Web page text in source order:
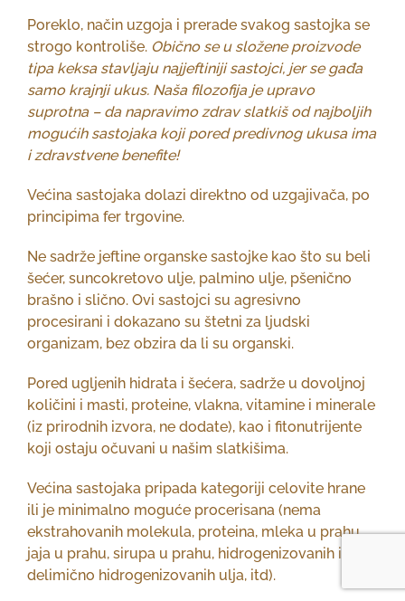
Poreklo, način uzgoja i prerade svakog sastojka se
strogo kontroliše. Obično se u složene proizvode
tipa keksa stavljaju najjeftiniji sastojci, jer se gađa
samo krajnji ukus. Naša filozofija je upravo
suprotna – da napravimo zdrav slatkiš od najboljih
mogućih sastojaka koji pored predivnog ukusa ima
i zdravstvene benefite!
Većina sastojaka dolazi direktno od uzgajivača, po
principima fer trgovine.
Ne sadrže jeftine organske sastojke kao što su beli
šećer, suncokretovo ulje, palmino ulje, pšenično
brašno i slično. Ovi sastojci su agresivno
procesirani i dokazano su štetni za ljudski
organizam, bez obzira da li su organski.
Pored ugljenih hidrata i šećera, sadrže u dovoljnoj
količini i masti, proteine, vlakna, vitamine i minerale
(iz prirodnih izvora, ne dodate), kao i fitonutrijente
koji ostaju očuvani u našim slatkišima.
Većina sastojaka pripada kategoriji celovite hrane
ili je minimalno moguće procerisana (nema
ekstrahovanih molekula, proteina, mleka u prahu,
jaja u prahu, sirupa u prahu, hidrogenizovanih i
delimično hidrogenizovanih ulja, itd).